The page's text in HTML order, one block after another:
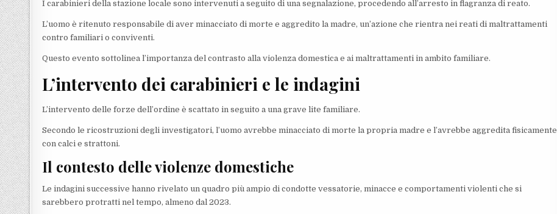
I carabinieri della stazione locale sono intervenuti a seguito di una segnalazione, procedendo all’arresto in flagranza di reato.
L’uomo è ritenuto responsabile di aver minacciato di morte e aggredito la madre, un’azione che rientra nei reati di maltrattamenti
contro familiari o conviventi.
Questo evento sottolinea l’importanza del contrasto alla violenza domestica e ai maltrattamenti in ambito familiare.
L’intervento dei carabinieri e le indagini
L’intervento delle forze dell’ordine è scattato in seguito a una grave lite familiare.
Secondo le ricostruzioni degli investigatori, l’uomo avrebbe minacciato di morte la propria madre e l’avrebbe aggredita fisicamente
con calci e strattoni.
Il contesto delle violenze domestiche
Le indagini successive hanno rivelato un quadro più ampio di condotte vessatorie, minacce e comportamenti violenti che si
sarebbero protratti nel tempo, almeno dal 2023.